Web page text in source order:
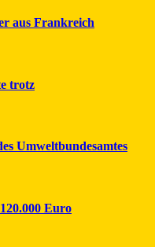
aus Frankreich
trotz
Umweltbundesamtes
Euro